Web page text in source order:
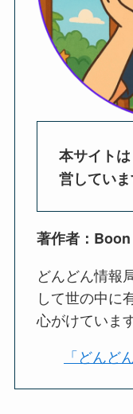
本サイト
営していま
著作者：
どんどん情報
して世の中に
心がけています
「どんど